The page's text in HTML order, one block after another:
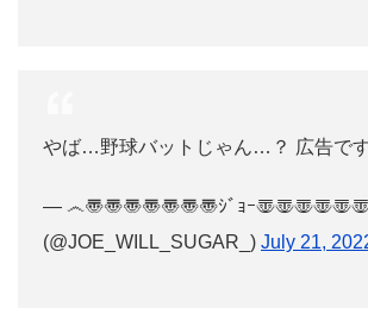
やば…野球バットじゃん…？ 広告です
— ෴〠〠〠〠〠〠〠ｼﾞｮｰ〠〠〠〠〠
(@JOE_WILL_SUGAR_) July 21,